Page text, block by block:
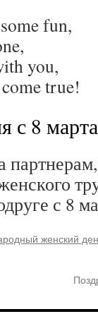
fun,
you,
true!
с 8 марта
с 8
женский